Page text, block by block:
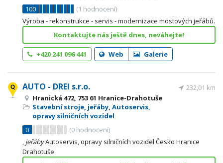
100
(1 hodnocení)
Výroba - rekonstrukce - servis - modernizace mostových jeřábů.
Kontaktujte nás ještě dnes, neváhejte!
+420 241 096 441 Web Galerie
AUTO - DREI s.r.o.
Hranická 472, 753 61 Hranice-Drahotuše
Stavební stroje, jeřáby, Autoservis,
opravy silničních vozidel
0
(0 hodnocení)
232,01 km
, jeřábyAutoservis, opravy silničních vozidel Česko Hranice
Drahotuše